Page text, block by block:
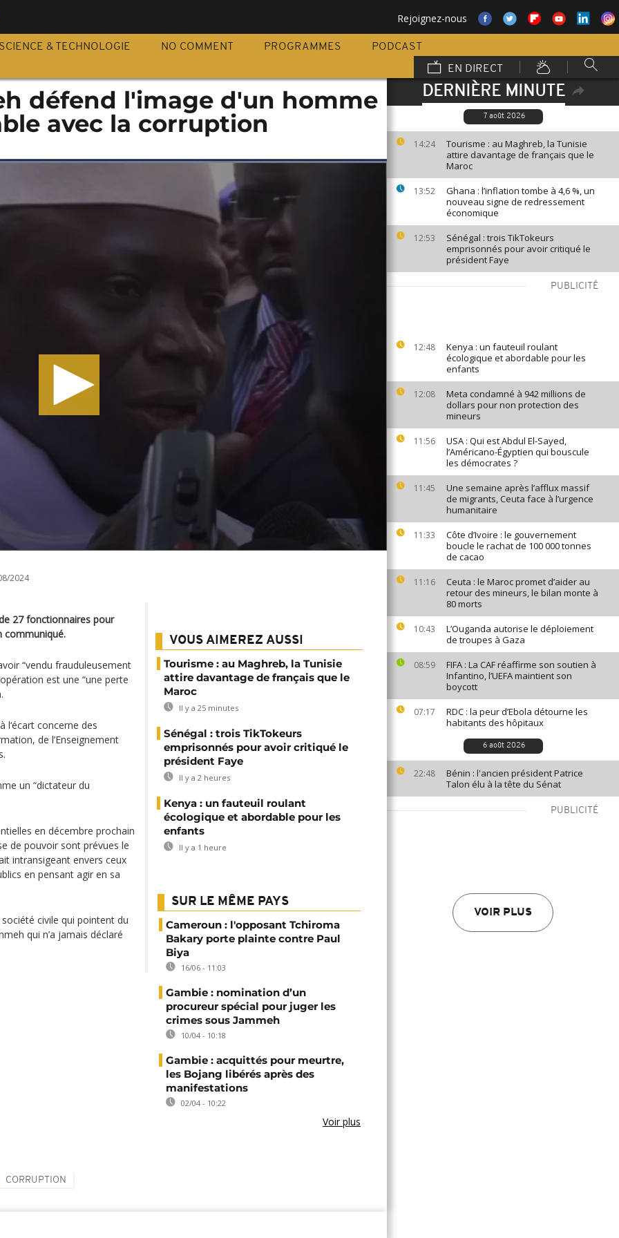
Rejoignez-nous
SCIENCE & TECHNOLOGIE NO COMMENT PROGRAMMES
PODCAST
EN DIRECT
DERNIÈRE MINUTE
7 août 2026
14:24
Tourisme : au Maghreb, la Tunisie
attire davantage de français que le
Maroc
13:52
Ghana : l’inflation tombe à 4,6 %, un
nouveau signe de redressement
économique
12:53
Sénégal : trois TikTokeurs
emprisonnés pour avoir critiqué le
président Faye
PUBLICITÉ
12:48
Kenya : un fauteuil roulant
écologique et abordable pour les
enfants
12:08
Meta condamné à 942 millions de
dollars pour non protection des
mineurs
11:56
USA : Qui est Abdul El-Sayed,
l’Américano-Égyptien qui bouscule
les démocrates ?
11:45
Une semaine après l’afflux massif
de migrants, Ceuta face à l’urgence
humanitaire
11:33
Côte d’Ivoire : le gouvernement
boucle le rachat de 100 000 tonnes
de cacao
11:16
Ceuta : le Maroc promet d’aider au
retour des mineurs, le bilan monte à
80 morts
10:43
L’Ouganda autorise le déploiement
de troupes à Gaza
08:59
FIFA : La CAF réaffirme son soutien à
Infantino, l’UEFA maintient son
boycott
07:17
RDC : la peur d’Ebola détourne les
habitants des hôpitaux
6 août 2026
22:48
Bénin : l'ancien président Patrice
Talon élu à la tête du Sénat
PUBLICITÉ
VOIR PLUS
défend l'image d'un homme
avec la corruption
2024
27 fonctionnaires pour
communiqué.
“vendu frauduleusement
est une “une perte
l‘écart concerne des
de l’Enseignement
un “dictateur du
en décembre prochain
de pouvoir sont prévues le
intransigeant envers ceux
en pensant agir en sa
civile qui pointent du
qui n’a jamais déclaré
VOUS AIMEREZ AUSSI
Tourisme : au Maghreb, la Tunisie
attire davantage de français que le
Maroc
Il y a 25 minutes
Sénégal : trois TikTokeurs
emprisonnés pour avoir critiqué le
président Faye
Il y a 2 heures
Kenya : un fauteuil roulant
écologique et abordable pour les
enfants
Il y a 1 heure
SUR LE MÊME PAYS
Cameroun : l'opposant Tchiroma
Bakary porte plainte contre Paul
Biya
16/06 - 11:03
Gambie : nomination d’un
procureur spécial pour juger les
crimes sous Jammeh
10/04 - 10:18
Gambie : acquittés pour meurtre,
les Bojang libérés après des
manifestations
02/04 - 10:22
Voir plus
CORRUPTION